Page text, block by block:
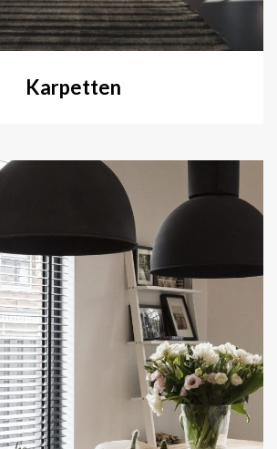
Karpetten